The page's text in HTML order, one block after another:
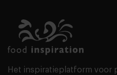
Het inspiratieplatform voor